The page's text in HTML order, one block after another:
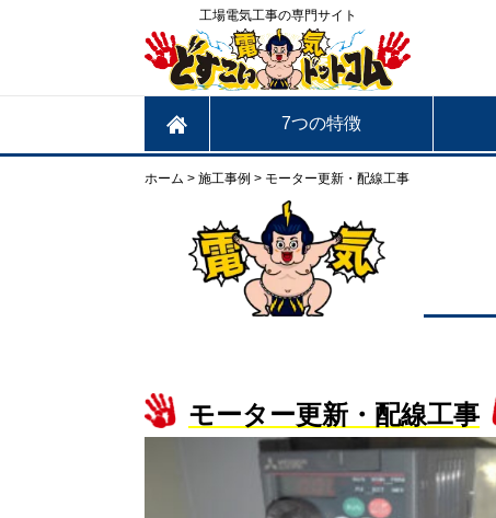
工場電気工事の専門サイト
7つの特徴
ホーム > 施工事例 > モーター更新・配線工事
モーター更新・配線工事